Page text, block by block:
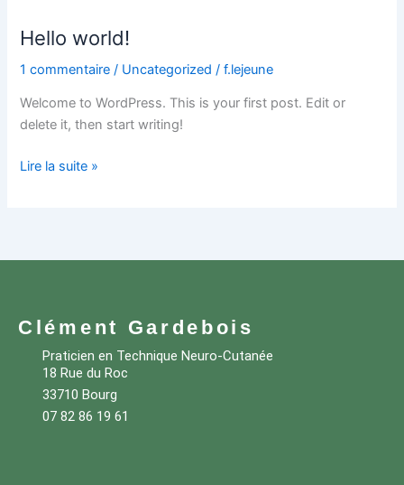
Hello world!
1 commentaire / Uncategorized /f.lejeune
Welcome to WordPress. This is your first post. Edit or
delete it, then start writing!
Hello
Lire la suite »
Clément Gardebois
Praticien en Technique Neuro-Cutanée
18 Rue du Roc
33710 Bourg
07 82 86 19 61